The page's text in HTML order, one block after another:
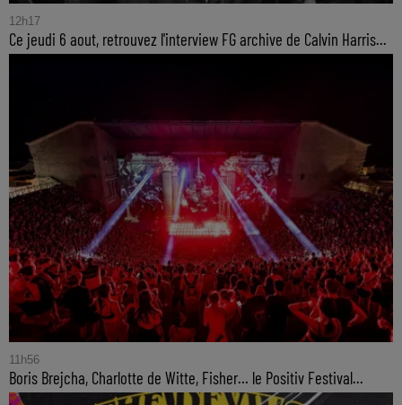
12h17
Ce jeudi 6 aout, retrouvez l'interview FG archive de Calvin Harris...
11h56
Boris Brejcha, Charlotte de Witte, Fisher… le Positiv Festival...